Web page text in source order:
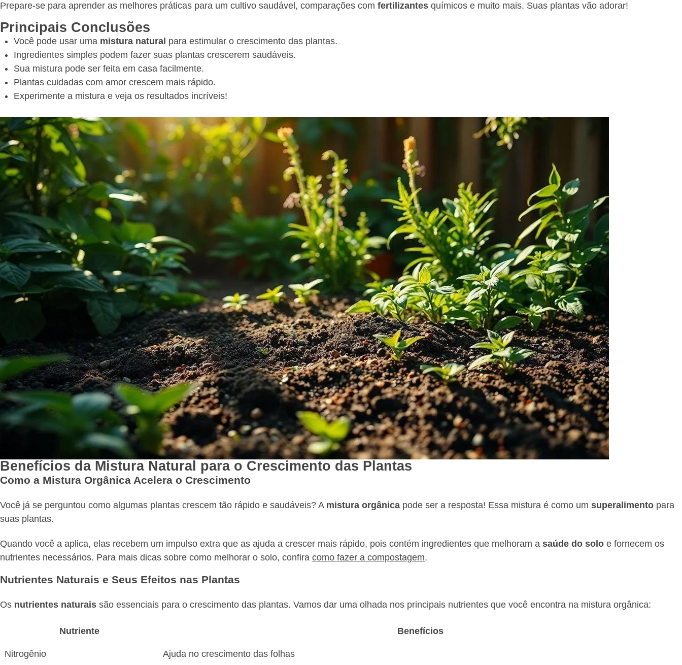
Prepare-se para aprender as melhores práticas para um cultivo saudável, comparações com fertilizantes químicos e muito mais. Suas plantas vão adorar!
Principais Conclusões
Você pode usar uma mistura natural para estimular o crescimento das plantas.
Ingredientes simples podem fazer suas plantas crescerem saudáveis.
Sua mistura pode ser feita em casa facilmente.
Plantas cuidadas com amor crescem mais rápido.
Experimente a mistura e veja os resultados incríveis!
Benefícios da Mistura Natural para o Crescimento das Plantas
Como a Mistura Orgânica Acelera o Crescimento
Você já se perguntou como algumas plantas crescem tão rápido e saudáveis? A mistura orgânica pode ser a resposta! Essa mistura é como um superalimento para
suas plantas.
Quando você a aplica, elas recebem um impulso extra que as ajuda a crescer mais rápido, pois contém ingredientes que melhoram a saúde do solo e fornecem os
nutrientes necessários. Para mais dicas sobre como melhorar o solo, confira como fazer a compostagem.
Nutrientes Naturais e Seus Efeitos nas Plantas
Os nutrientes naturais são essenciais para o crescimento das plantas. Vamos dar uma olhada nos principais nutrientes que você encontra na mistura orgânica:
Nutriente Benefícios
Nitrogênio Ajuda no crescimento das folhas